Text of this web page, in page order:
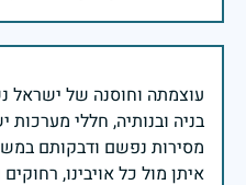
עוצמתה וחוסנה של ישראל
בניה ובנותיה, חללי
מסירות נפשם ודבקותם